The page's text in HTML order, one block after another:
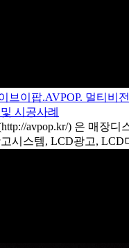
브이팝.AVPOP. 멀티비
시공사례
avpop.kr/) 은 매장디
고시스템, LCD광고,